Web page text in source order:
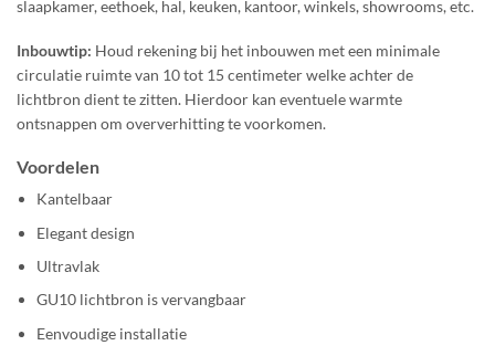
slaapkamer, eethoek, hal, keuken, kantoor, winkels, showrooms, etc.
Inbouwtip: Houd rekening bij het inbouwen met een minimale
circulatie ruimte van 10 tot 15 centimeter welke achter de
lichtbron dient te zitten. Hierdoor kan eventuele warmte
ontsnappen om oververhitting te voorkomen.
Voordelen
Kantelbaar
Elegant design
Ultravlak
GU10 lichtbron is vervangbaar
Eenvoudige installatie